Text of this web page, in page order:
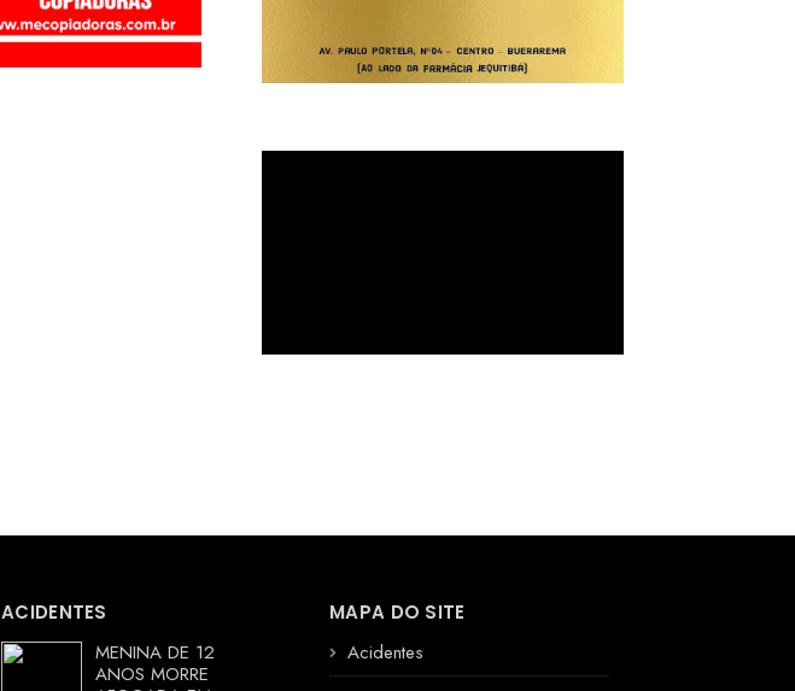
ACIDENTES
MENINA DE 12
ANOS MORRE
MAPA DO SITE
Acidentes